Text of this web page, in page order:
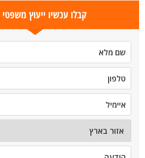
קבלו עכשיו ייעוץ משפטי